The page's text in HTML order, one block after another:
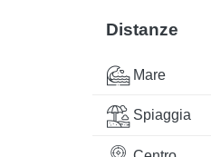
Distanze
Mare
Spiaggia